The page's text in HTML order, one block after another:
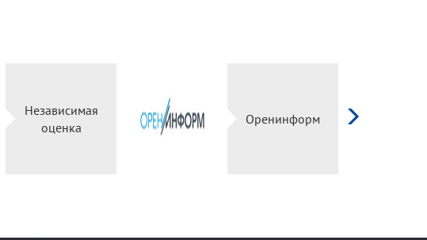
Независимая
оценка
Оренинформ